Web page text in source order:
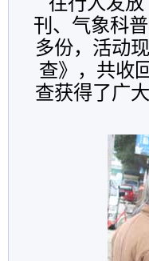
刊、气象科
多份，活动
查》，共收
查获得了广